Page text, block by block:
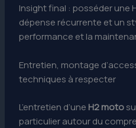
Insight final : posséder une
dépense récurrente et un
performance et la
Entretien, montage
techniques à respecter
L’entretien d’une H2 moto
particulier autour du